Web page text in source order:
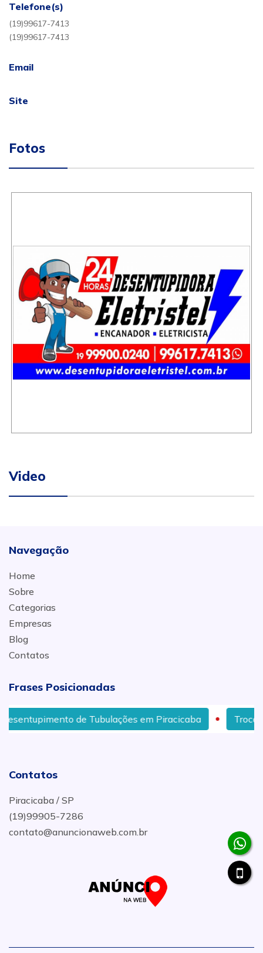
Telefone(s)
(19)99617-7413
(19)99617-7413
Email
Site
Fotos
Video
Navegação
Home
Sobre
Categorias
Empresas
Blog
Contatos
Frases Posicionadas
de Tubulações em Piracicaba Troca de
Contatos
Piracicaba / SP
(19)99905-7286
contato@anuncionaweb.com.br